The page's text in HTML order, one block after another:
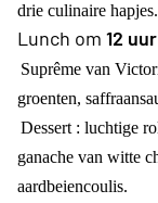
drie culinaire hapjes.
Lunch om 12 uur
Suprême van
groenten,
Dessert : luchtige
ganache van witte
aardbeiencoulis.